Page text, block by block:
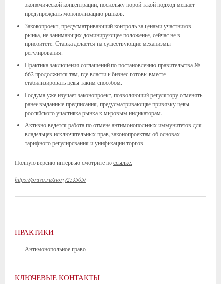
экономической концентрации, поскольку порой такой подход мешает
предупреждать монополизацию рынков.
Законопроект, предусматривающий контроль за ценами участников
рынка, не занимающих доминирующее положение, сейчас не в
приоритете. Ставка делается на существующие механизмы
регулирования.
Практика заключения соглашений по постановлению правительства №
662 продолжится там, где власти и бизнес готовы вместе
стабилизировать цены таким способом.
Госдума уже изучает законопроект, позволяющий регулятору отменять
ранее выданные предписания, предусматривающие привязку цены
российского участника рынка к мировым индикаторам.
Активно ведется работа по отмене антимонопольных иммунитетов для
владельцев исключительных прав, законопроектам об основах
тарифного регулирования и унификации торгов.
Полную версию интервью смотрите поссылке.
https://pravo.ru/story/253505/
ПРАКТИКИ
— Антимонопольное право
КЛЮЧЕВЫЕ КОНТАКТЫ